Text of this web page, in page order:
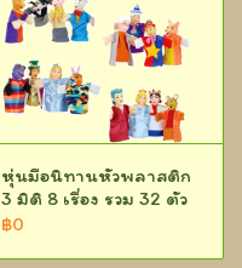
หุ่นมือนิทานหัวพลาสติก
3 มิติ 8 เรื่อง รวม 32 ตัว
฿0